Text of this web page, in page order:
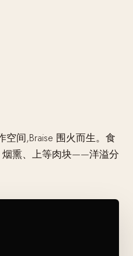
空间,Braise 围火而生。食
熏、上等肉块——洋溢分